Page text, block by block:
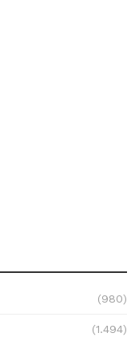
(980)
(1.494)